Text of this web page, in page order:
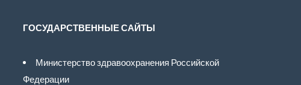
ГОСУДАРСТВЕННЫЕ САЙТЫ
Министерство здравоохранения Российской
Федерации